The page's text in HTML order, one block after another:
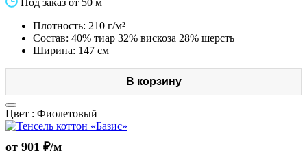
Под заказ от 50 м
Плотность: 210 г/м²
Состав: 40% тиар 32% вискоза 28% шерсть
Ширина: 147 см
В корзину
Цвет : Фиолетовый
от 901 ₽/м